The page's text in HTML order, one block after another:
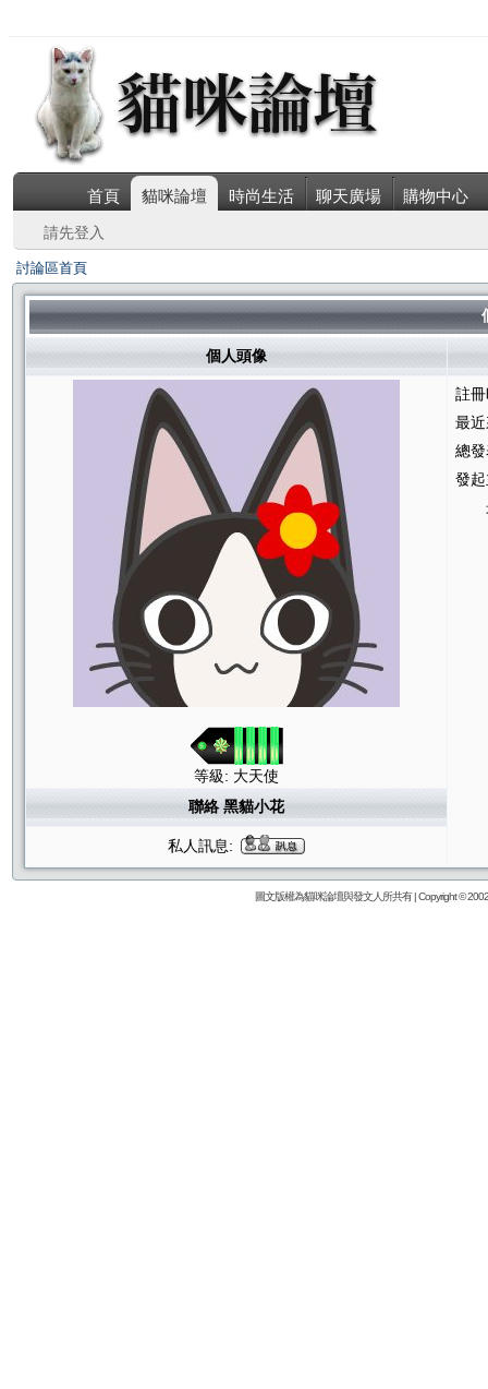
首頁 貓咪論壇 時尚生活 聊天廣場 購物中心
請先登入
討論區首頁
個人頭像
等級: 大天使
註
最
總
發
聯絡 黑貓小花
私人訊息:
圖文版權為貓咪論壇與發文人所共有 | Copyright ©